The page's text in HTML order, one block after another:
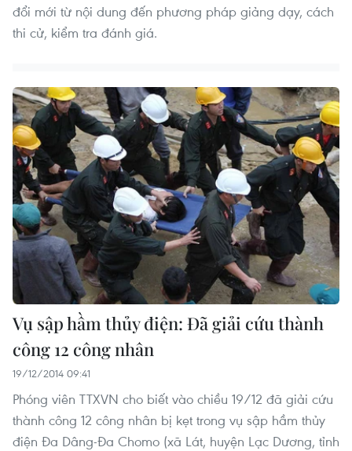
đổi mới từ nội dung đến phương pháp giảng dạy, cách
thi cử, kiểm tra đánh giá.
Vụ sập hầm thủy điện: Đã giải cứu thành
công 12 công nhân
19/12/2014 09:41
Phóng viên TTXVN cho biết vào chiều 19/12 đã giải cứu
thành công 12 công nhân bị kẹt trong vụ sập hầm thủy
điện Đa Dâng-Đa Chomo (xã Lát, huyện Lạc Dương, tỉnh